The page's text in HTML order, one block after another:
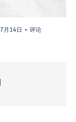
月14日 评论